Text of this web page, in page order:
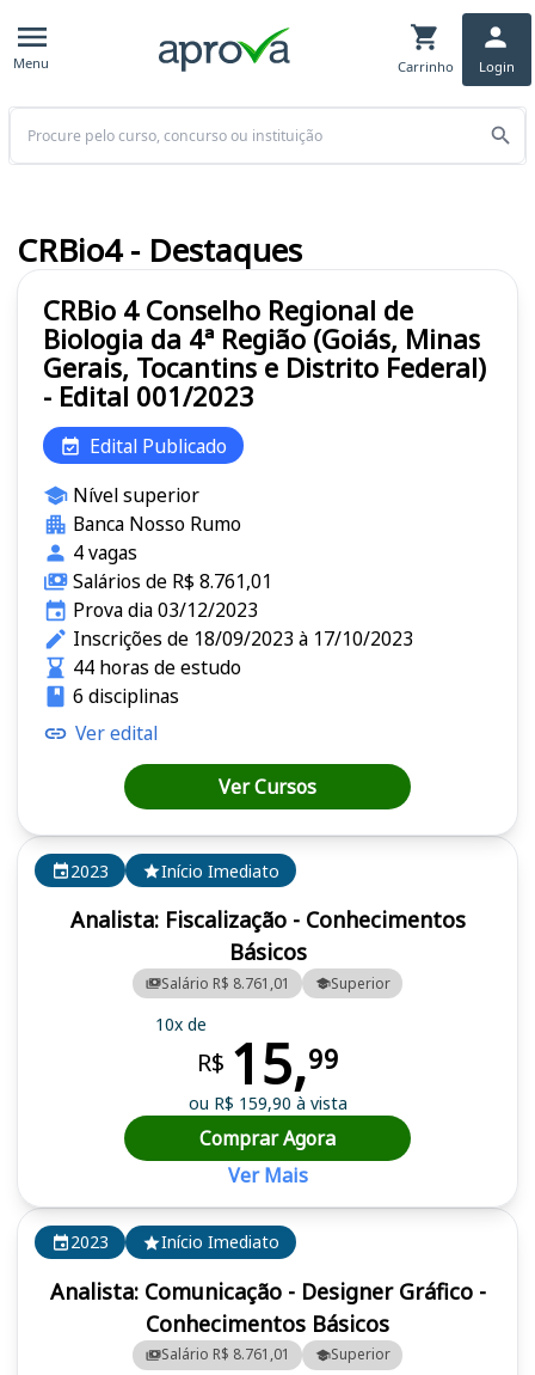
Menu Carrinho Login
Buscar
2023 Início Imediato
Analista: Comunicação - Designer Gráfico -
Conhecimentos Básicos
Salário R$ 8.761,01 Superior
2023 Início Imediato
Analista: Fiscalização - Conhecimentos
Básicos
Salário R$ 8.761,01 Superior
10x de
R$ 15,99
ou R$ 159,90 à vista
Comprar Agora
Ver Mais
CRBio 4 Conselho Regional de
Biologia da 4ª Região (Goiás, Minas
Gerais, Tocantins e Distrito Federal)
- Edital 001/2023
Edital Publicado
Nível superior
Banca Nosso Rumo
4 vagas
Salários de R$ 8.761,01
Prova dia 03/12/2023
Inscrições de 18/09/2023 à 17/10/2023
44 horas de estudo
6 disciplinas
Ver edital
Ver Cursos
CRBio4 - Destaques